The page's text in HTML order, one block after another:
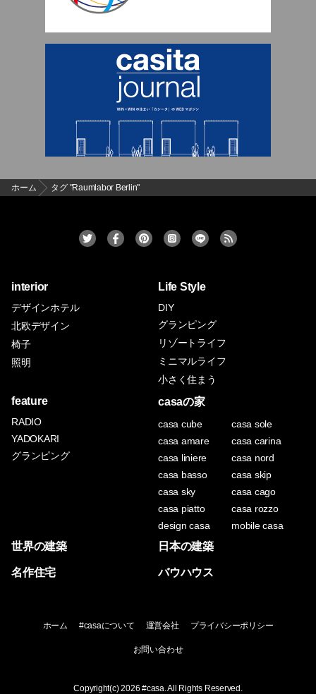
ホーム タグ "Raumlabor Berlin"
interior
デザインホテル
北欧デザイン
椅子
照明
Life Style
DIY
グランピング
リゾートライフ
ミニマルライフ
小さく住まう
feature
RADIO
YADOKARI
グランピング
casaの家
casa cube
casa sole
casa amare
casa carina
casa liniere
casa nord
casa basso
casa skip
casa sky
casa cago
casa piatto
casa rozzo
design casa
mobile casa
世界の建築 日本の建築
名作住宅 バウハウス
ホーム #casaについて 運営会社 プライバシーポリシー
お問い合わせ
Copyright(c) 2026#casa. All Rights Reserved.